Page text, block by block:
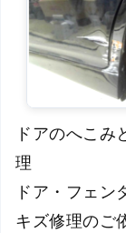
ドアのへこみ
理
ドア・フェ
キズ修理のご